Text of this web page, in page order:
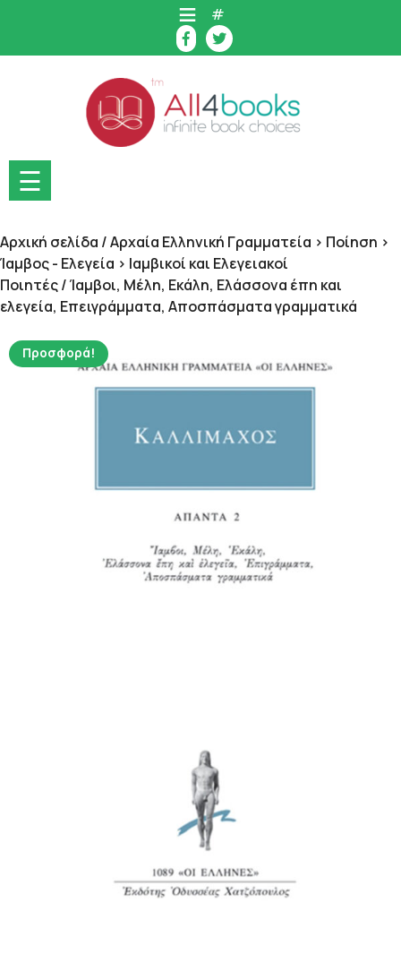
content
#
☰
Αρχική σελίδα /Αρχαία Ελληνική Γραμματεία > Ποίηση >
Ίαμβος - Ελεγεία > Ιαμβικοί και Ελεγειακοί
Ποιητές/ Ίαμβοι, Μέλη, Εκάλη, Ελάσσονα έπη και
ελεγεία, Επειγράμματα, Αποσπάσματα γραμματικά
Προσφορά!